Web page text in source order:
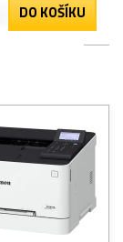
DO KOŠÍKU